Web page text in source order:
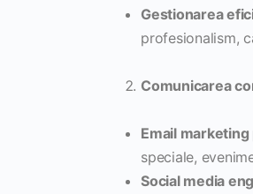
Gestionarea
profesionalism,
Comunicarea
Email
speciale,
Social media